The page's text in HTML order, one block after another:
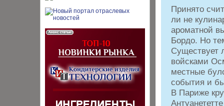
Принято
ли не
ароматной
Бордо. Но
Существует
войсками
местные
события и
В Париже